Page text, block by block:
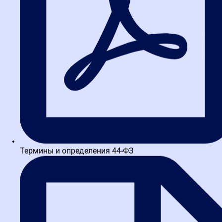
Чтобы избежать демпинга, используйте
антидемпинговые меры (ч. 9 ст. 37 44-ФЗ). Если НМЦК снижена
более чем на 25%, требуйте от победителя подтверждения
добросовестности или обеспечения исполнения контракта в
Конкурс: инструмент для оценки
качества и компетенций
инновационность, сроки — выбирайте конкурс. Это идеальный
способ для НИОКР, проектных работ, консультационных услуг,
закупки сложного оборудования.
Плюсы:
нестоимостные критерии (квалификация, деловая
Гибкость: можно выбрать лучшее предложение, а не самое
Термины и определения 44-ФЗ